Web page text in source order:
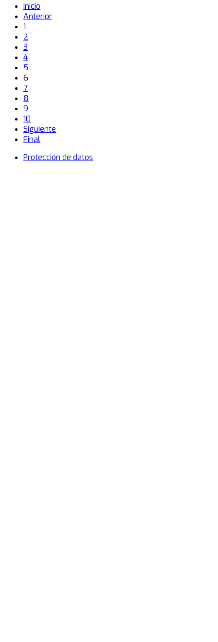
Inicio
Anterior
1
2
3
4
5
6
7
8
9
10
Siguiente
Final
Protección de datos